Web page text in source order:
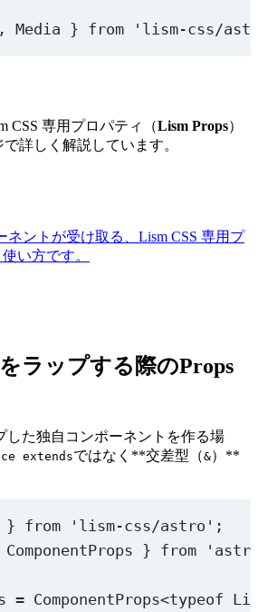
Media } from 'lism-css/
CSS 専用プロパティ（Lism Props）
詳しく解説しています。
ネントが受け取る、Lism CSS 専用プ
い方です。
をラップする際のProps
した独自コンポーネントを作る場
extendsではなく**交差型（&）**
} from 'lism-css/astro' ;
} from
= ComponentProps<typeof